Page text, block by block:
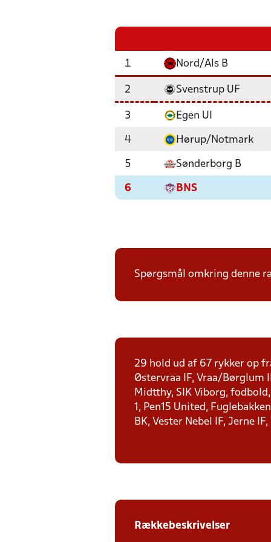
1 Nord/Als B
2 Svenstrup UF
3 Egen UI
4 Hørup/Notmark
5 Sønderborg B
6 BNS
Spørgsmål omkring denne
29 hold ud af 67 rykker op
Østervraa IF, Vraa/Børglum
Midtthy, SIK Viborg,
1, Pen15 United,
BK, Vester Nebel IF, Jerne
Rækkebeskrivelser